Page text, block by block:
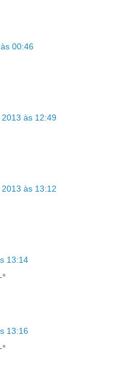
00:46
às 12:49
às 13:12
13:14
*
13:16
*